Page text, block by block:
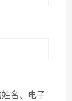
姓名、电子